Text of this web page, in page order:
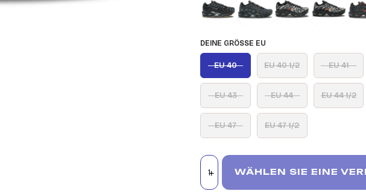
DEINE GRÖSSE EU
EU 40 EU 40 1/2 EU 41
EU 43 EU 44 EU 44 1/2
EU 47 EU 47 1/2
WÄHLEN SIE EINE